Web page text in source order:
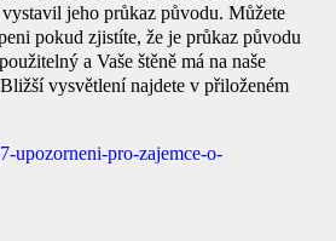
jeho průkaz původu. Můžete
pokud zjistíte, že je průkaz původu
a Vaše štěně má na naše
vysvětlení najdete v přiloženém
upozorneni-pro-zajemce-o-